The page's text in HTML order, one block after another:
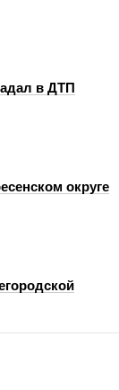
в ДТП
округе